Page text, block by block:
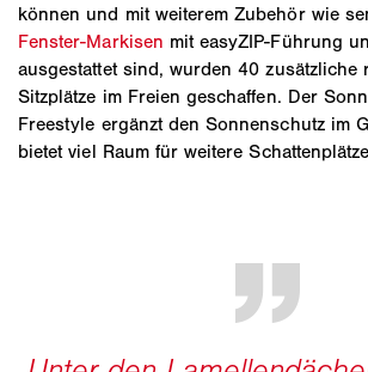
können und mit weiterem Zubehör wie
Fenster-Markisen mit easyZIP-Führung
ausgestattet sind, wurden 40 zusätzliche
Sitzplätze im Freien geschaffen. Der
Freestyle ergänzt den Sonnenschutz im
bietet viel Raum für weitere